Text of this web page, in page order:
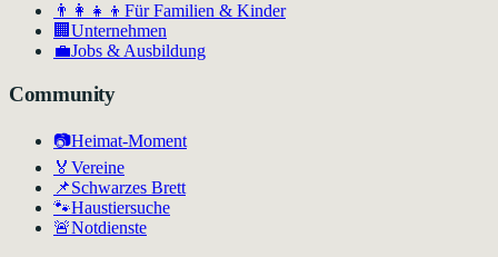
👨‍👩‍👧‍👦 Für Familien & Kinder
🏢 Unternehmen
💼Jobs & Ausbildung
Community
📷Heimat-Moment
🏅 Vereine
📌Schwarzes Brett
🐾Haustiersuche
🚨Notdienste